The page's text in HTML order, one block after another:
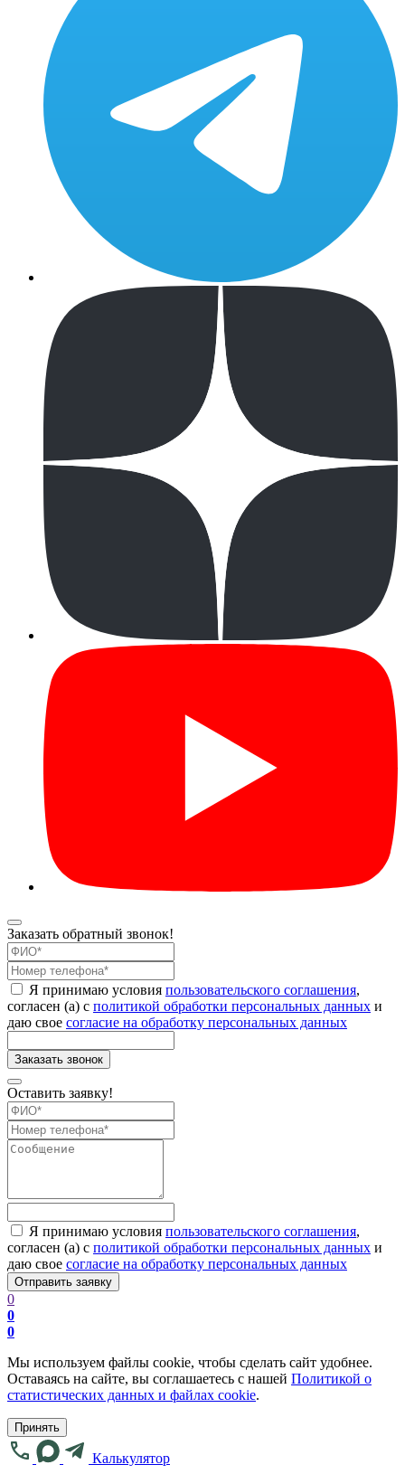
Заказать обратный звонок!
Я принимаю условия пользовательского соглашения,
согласен (а) с политикой обработки персональных данных и
даю свое согласие на обработку персональных данных
Оставить заявку!
Я принимаю условия пользовательского соглашения,
согласен (а) с политикой обработки персональных данных и
даю свое согласие на обработку персональных данных
0
0
0
Мы используем файлы cookie, чтобы сделать сайт удобнее.
Оставаясь на сайте, вы соглашаетесь с нашей Политикой о
статистических данных и файлах cookie.
Принять
Калькулятор